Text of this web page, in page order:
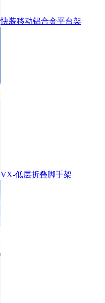
快装移动铝合金平台架
VX-低层折叠脚手架